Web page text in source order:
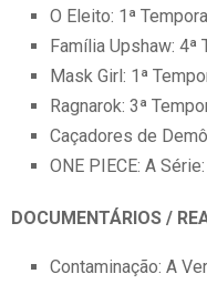
O Eleito: 1ª
Família Upshaw:
Mask Girl: 1ª
Ragnarok: 3ª
Caçadores de
ONE PIECE: A
DOCUMENTÁRIOS /
Contaminação: A